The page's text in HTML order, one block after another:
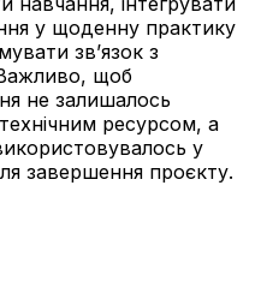
у щоденну практику
звʼязок з
щоб
не залишалось
ресурсом, а
у
завершення проєкту.